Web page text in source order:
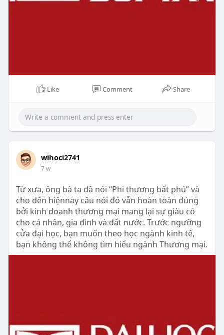
Like Comment Share
wihoci2741
7 w
Từ xưa, ông bà ta đã nói “Phi thương bất phú” và
cho đến hiệnnay câu nói đó vẫn hoàn toàn đúng
bởi kinh doanh thương mại mang lại sự giàu có
cho cá nhân, gia đình và đất nước. Trước ngưỡng
cửa đại học, bạn muốn theo học ngành kinh tế,
bạn không thể không tìm hiểu ngành Thương mại.